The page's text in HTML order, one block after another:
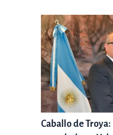
Caballo de